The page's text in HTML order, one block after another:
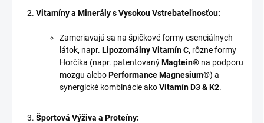
Vitamíny a Minerály s Vysokou Vstrebateľnosťou:
Zameriavajú sa na špičkové formy esenciálnych
látok, napr. Lipozomálny Vitamín C, rôzne formy
Horčíka (napr. patentovanýMagtein® na podporu
mozgu aleboPerformance Magnesium®) a
synergické kombinácie akoVitamín D3 & K2.
Športová Výživa a Proteíny: